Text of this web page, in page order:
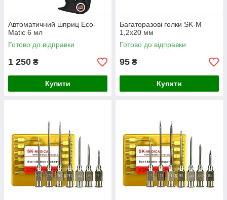
Автоматичний шприц Eco-
Matic 6 мл
Готово до відправки
1 250 ₴
Купити
Багаторазові голки SK-M
1,2х20 мм
Готово до відправки
95 ₴
Купити